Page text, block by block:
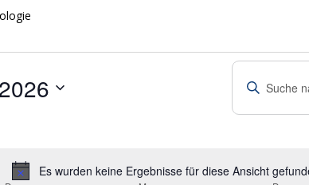
Es wurden keine Ergebnisse für diese Ansicht
Suche
Bitte
Schlüsselwort
eingeben.
Veranstaltungen
Schlüsselwort.